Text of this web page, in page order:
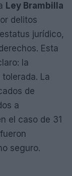
Ley Brambilla
delitos
jurídico,
Esta
la
La
de
a
el caso de 31
seguro.